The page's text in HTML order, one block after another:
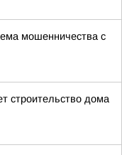
мошенничества с
строительство дома